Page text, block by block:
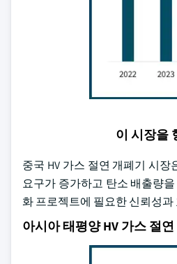
이 시장을
중국 HV 가스 절연 개폐기 시
요구가 증가하고 탄소 배출량
화 프로젝트에 필요한 신뢰성과
아시아 태평양 HV 가스 절